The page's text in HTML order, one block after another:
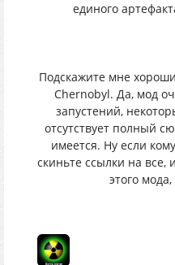
единого
Подскажите мне
Chernobyl. Да, мод
запустений,
отсутствует полный
имеется. Ну если
скиньте ссылки на все,
этого